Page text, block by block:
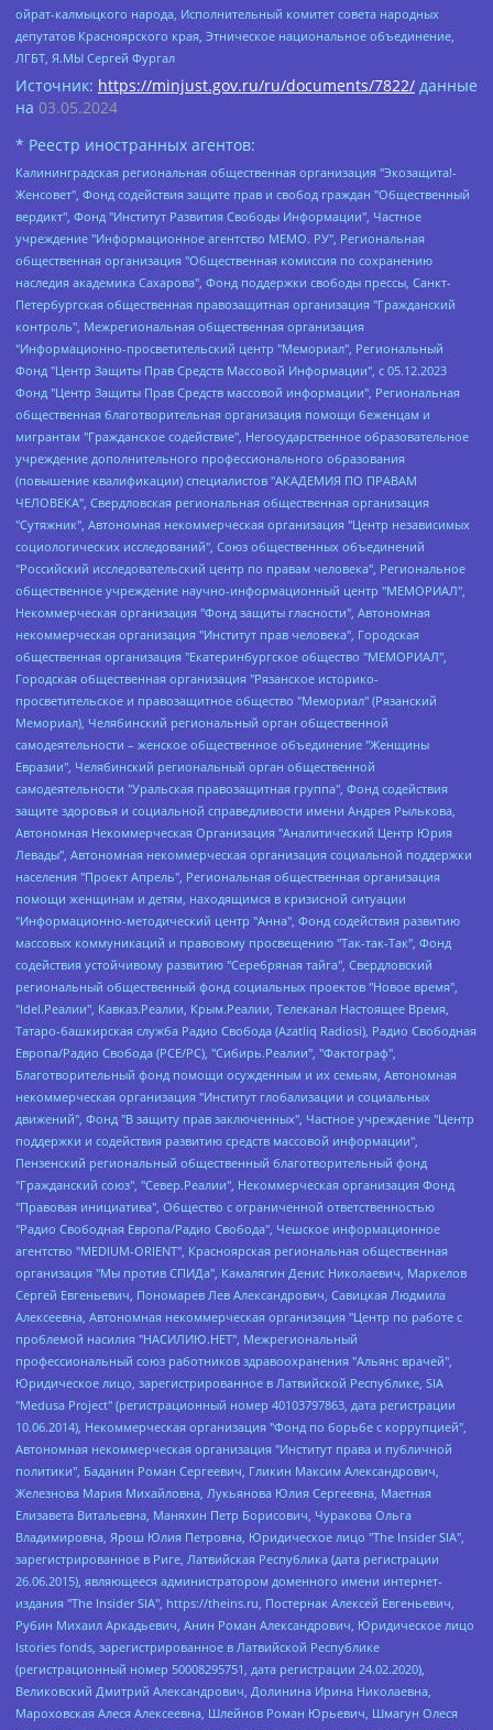
ойрат-калмыцкого народа, Исполнительный комитет совета народных
депутатов Красноярского края, Этническое национальное объединение,
ЛГБТ, Я.МЫ Сергей Фургал
Источник: https://minjust.gov.ru/ru/documents/7822/ данные
на 03.05.2024
* Реестр иностранных агентов:
Калининградская региональная общественная организация "Экозащита!-Женсовет", Фонд содействия защите прав и свобод граждан "Общественный вердикт", Фонд "Институт Развития Свободы Информации", Частное учреждение "Информационное агентство МЕМО. РУ", Региональная общественная организация "Общественная комиссия по сохранению наследия академика Сахарова", Фонд поддержки свободы прессы, Санкт-Петербургская общественная правозащитная организация "Гражданский контроль", Межрегиональная общественная организация "Информационно-просветительский центр "Мемориал", Региональный Фонд "Центр Защиты Прав Средств Массовой Информации", с 05.12.2023 Фонд "Центр Защиты Прав Средств массовой информации", Региональная общественная благотворительная организация помощи беженцам и мигрантам "Гражданское содействие", Негосударственное образовательное учреждение дополнительного профессионального образования (повышение квалификации) специалистов "АКАДЕМИЯ ПО ПРАВАМ ЧЕЛОВЕКА", Свердловская региональная общественная организация "Сутяжник", Автономная некоммерческая организация "Центр независимых социологических исследований", Союз общественных объединений "Российский исследовательский центр по правам человека", Региональное общественное учреждение научно-информационный центр "МЕМОРИАЛ", Некоммерческая организация "Фонд защиты гласности", Автономная некоммерческая организация "Институт прав человека", Городская общественная организация "Екатеринбургское общество "МЕМОРИАЛ", Городская общественная организация "Рязанское историко-просветительское и правозащитное общество "Мемориал" (Рязанский Мемориал), Челябинский региональный орган общественной самодеятельности – женское общественное объединение "Женщины Евразии", Челябинский региональный орган общественной самодеятельности "Уральская правозащитная группа", Фонд содействия защите здоровья и социальной справедливости имени Андрея Рылькова, Автономная Некоммерческая Организация "Аналитический Центр Юрия Левады", Автономная некоммерческая организация социальной поддержки населения "Проект Апрель", Региональная общественная организация помощи женщинам и детям, находящимся в кризисной ситуации "Информационно-методический центр "Анна", Фонд содействия развитию массовых коммуникаций и правовому просвещению "Так-так-Так", Фонд содействия устойчивому развитию "Серебряная тайга", Свердловский региональный общественный фонд социальных проектов "Новое время", "Idel.Реалии", Кавказ.Реалии, Крым.Реалии, Телеканал Настоящее Время, Татаро-башкирская служба Радио Свобода (Azatliq Radiosi), Радио Свободная Европа/Радио Свобода (PCE/PC), "Сибирь.Реалии", "Фактограф", Благотворительный фонд помощи осужденным и их семьям, Автономная некоммерческая организация "Институт глобализации и социальных движений", Фонд "В защиту прав заключенных", Частное учреждение "Центр поддержки и содействия развитию средств массовой информации", Пензенский региональный общественный благотворительный фонд "Гражданский союз", "Север.Реалии", Некоммерческая организация Фонд "Правовая инициатива", Общество с ограниченной ответственностью "Радио Свободная Европа/Радио Свобода", Чешское информационное агентство "MEDIUM-ORIENT", Красноярская региональная общественная организация "Мы против СПИДа", Камалягин Денис Николаевич, Маркелов Сергей Евгеньевич, Пономарев Лев Александрович, Савицкая Людмила Алексеевна, Автономная некоммерческая организация "Центр по работе с проблемой насилия "НАСИЛИЮ.НЕТ", Межрегиональный профессиональный союз работников здравоохранения "Альянс врачей", Юридическое лицо, зарегистрированное в Латвийской Республике, SIA "Medusa Project" (регистрационный номер 40103797863, дата регистрации 10.06.2014), Некоммерческая организация "Фонд по борьбе с коррупцией", Автономная некоммерческая организация "Институт права и публичной политики", Баданин Роман Сергеевич, Гликин Максим Александрович, Железнова Мария Михайловна, Лукьянова Юлия Сергеевна, Маетная Елизавета Витальевна, Маняхин Петр Борисович, Чуракова Ольга Владимировна, Ярош Юлия Петровна, Юридическое лицо "The Insider SIA", зарегистрированное в Риге, Латвийская Республика (дата регистрации 26.06.2015), являющееся администратором доменного имени интернет-издания "The Insider SIA", https://theins.ru, Постернак Алексей Евгеньевич, Рубин Михаил Аркадьевич, Анин Роман Александрович, Юридическое лицо Istories fonds, зарегистрированное в Латвийской Республике (регистрационный номер 50008295751, дата регистрации 24.02.2020), Великовский Дмитрий Александрович, Долинина Ирина Николаевна, Мароховская Алеся Алексеевна, Шлейнов Роман Юрьевич, Шмагун Олеся Валентиновна, Общество с ограниченной ответственностью "Альтаир 2021", Общество с ограниченной ответственностью "Вега 2021", Общество с ограниченной ответственностью "Главный редактор 2021", Общество с ограниченной ответственностью "Ромашки монолит", Важенков Артем Валерьевич, Ивановская областная общественная организация "Центр гендерных исследований", Гурман Юрий Альбертович, Медиапроект "ОВД-Инфо", Егоров Владимир Владимирович, Жилинский Владимир Александрович, Общество с ограниченной ответственностью "ЗП", Иванова София Юрьевна, Карезина Инна Павловна, Кильтау Екатерина Викторовна, Петров Алексей Викторович, Пискунов Сергей Евгеньевич, Смирнов Сергей Сергеевич, Тихонов Михаил Сергеевич, Общество с ограниченной ответственностью "ЖУРНАЛИСТ-ИНОСТРАННЫЙ АГЕНТ", Арапова Галина Юрьевна, Вольтская Татьяна Анатольевна, Американская компания "Mason G.E.S. Anonymous Foundation" (США), являющаяся владельцем интернет-издания https://mnews.world/, Компания "Stichting Bellingcat", зарегистрированная в Нидерландах (дата регистрации 11.07.2018), Захаров Андрей Вячеславович, Клепиковская Екатерина Дмитриевна, Общество с ограниченной ответственностью "МЕМО", Перл Роман Александрович, Симонов Евгений Алексеевич, Соловьева Елена Анатольевна, Сотников Даниил Владимирович, Сурначева Елизавета Дмитриевна, Автономная некоммерческая организация по защите прав человека и информированию населения "Якутия – Наше Мнение", Общество с ограниченной ответственностью "Москоу диджитал медиа", с 26.01.2023 Общество с ограниченной ответственностью "Чайка Белые сады", Ветошкина Валерия Валерьевна, Заговора Максим Александрович, Межрегиональное общественное движение "Российская ЛГБТ - сеть", Оленичев Максим Владимирович, Павлов Иван Юрьевич, Скворцова Елена Сергеевна, Общество с ограниченной ответственностью "Как бы инагент", Кочетков Игорь Викторович, Общество с ограниченной ответственностью "Честные выборы", Еланчик Олег Александрович, Общество с ограниченной ответственностью "Нобелевский призыв", Гималова Регина Эмилевна, Григорьев Андрей Валерьевич, Григорьева Алина Александровна, Ассоциация по содействию защите прав призывников, альтернативнослужащих и военнослужащих "Правозащитная группа "Гражданин.Армия.Право", Хисамова Регина Фаритовна, Автономная некоммерческая организация по реализации социально-правовых программ "Лилит", Дальневосточное общественное движение "Маяк", Санкт-Петербургская ЛГБТ-инициативная группа "Выход", Инициативная группа ЛГБТ+ "Реверс", Алексеев Андрей Викторович, Бекбулатова Таисия Львовна, Беляев Иван Михайлович, Владыкина Елена Сергеевна, Гельман Марат Александрович, Никульшина Вероника Юрьевна, Толоконникова Надежда Андреевна, Шендерович Виктор Анатольевич, Общество с ограниченной ответственностью "Данное сообщение", Общество с ограниченной ответственностью Издательский дом "Новая глава", Айнбиндер Александра Александровна, Московский комьюнити-центр для ЛГБТ+инициатив, Благотворительный фонд развития филантропии, Deutsche Welle (Германия, Kurt-Schumacher-Strasse 3, 53113 Bonn), Борзунова Мария Михайловна, Воробьев Виктор Викторович, Голубева Анна Львовна, Константинова Алла Михайловна, Малкова Ирина Владимировна, Мурадов Мурад Абдулгалимович, Осетинская Елизавета Николаевна, Понасенков Евгений Николаевич, Ганапольский Матвей Юрьевич, Киселев Евгений Алексеевич, Борухович Ирина Григорьевна, Дремин Иван Тимофеевич, Дубровский Дмитрий Викторович, Красноярская региональная общественная организация поддержки и развития альтернативных образовательных технологий и межкультурных коммуникаций "ИНТЕРРА", Маяковская Екатерина Алексеевна, Фейгин Марк Захарович, Филимонов Андрей Викторович, Дзугкоева Регина Николаевна, Доброхотов Роман Александрович, Дудь Юрий Александрович, Елкин Сергей Владимирович, Кругликов Кирилл Игоревич, Сабунаева Мария Леонидовна, Семенов Алексей Владимирович, Шаинян Карен Багратович, Шульман Екатерина Михайловна, Асафьев Артур Валерьевич, Вахштайн Виктор Семенович, Венедиктов Алексей Алексеевич, Лушникова Екатерина Евгеньевна, Волков Леонид Михайлович, Невзоров Александр Глебович, Пархоменко Сергей Борисович, Сироткин Ярослав Николаевич, Кара-Мурза Владимир Владимирович, Баранова Наталья Владимировна, Гозман Леонид Яковлевич, Кагарлицкий Борис Юльевич, Климарев Михаил Валерьевич, Милов Владимир Станиславович, Автономная некоммерческая организация Краснодарский центр современного искусства "Типография", Моргенштерн Алишер Тагирович, Соболь Любовь Эдуардовна, Общество с ограниченной ответственностью "ЛИЗА НОРМ", Каспаров Гарри Кимович, Ходорковский Михаил Борисович, Общество с ограниченной ответственностью "Апрельские тезисы", Данилович Ирина Брониславовна, Кашин Олег Владимирович, Петров Николай Владимирович, Пивоваров Алексей Владимирович, Соколов Михаил Владимирович, Цветкова Юлия Владимировна, Чичваркин Евгений Александрович, Комитет против пыток/Команда против пыток, Общество с ограниченной ответственностью "Первый научный", Общество с ограниченной ответственностью "Вертолет и ко", Белоцерковская Вероника Борисовна, Кац Максим Евгеньевич, Лазарева Татьяна Юрьевна, Шаведдинов Руслан Табризович, Яшин Илья Валерьевич, Общество с ограниченной ответственностью "Иноагент ААВ", Алешковский Дмитрий Петрович, Альбац Евгения Марковна, Быков Дмитрий Львович, Галямина Юлия Евгеньевна, Лойко Сергей Леонидович, Мартынов Кирилл Константинович, Медведев Сергей Александрович, Крашенинников Федор Геннадиевич, Гордеева Катерина Вл